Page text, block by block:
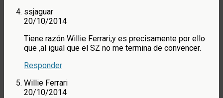
ssjaguar
20/10/2014
Tiene razón Willie Ferrari;y es precisamente por ello
que ,al igual que el SZ no me termina de convencer.
Responder
Willie Ferrari
20/10/2014